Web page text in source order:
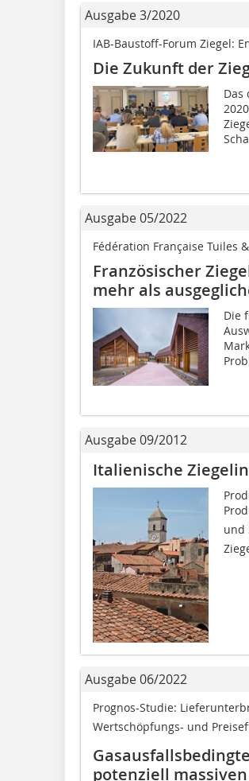
Ausgabe 3/2020
IAB-Baustoff-Forum Ziegel:
Die Zukunft der
Das
Ausgabe 05/2022
Fédération Française Tuiles
Französischer
mehr als
Die
Ausgabe 09/2012
Italienische
und
Ausgabe 06/2022
Prognos-Studie:
Wertschöpfungs- und
potenziell